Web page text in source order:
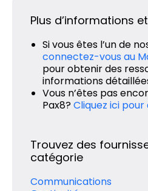
Plus d’informations
Si vous êtes l’un de
connectez-vous au
pour obtenir des
informations
Vous n’êtes pas
Pax8?Cliquez ici
Trouvez des
catégorie
Communications